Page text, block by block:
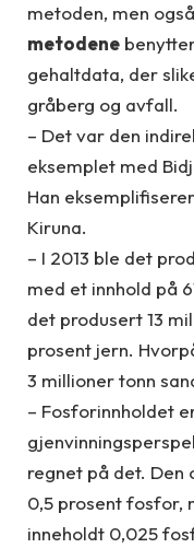
metoden, men
metodene
gehaltdata, der
gråberg og avfall.
– Det var den
eksemplet med
Han
Kiruna.
– I 2013 ble det
med et innhold på
det produsert 13
prosent jern.
3 millioner tonn
– Fosforinnholdet
regnet på det. Den
0,5 prosent fosfor,
inneholdt 0,025